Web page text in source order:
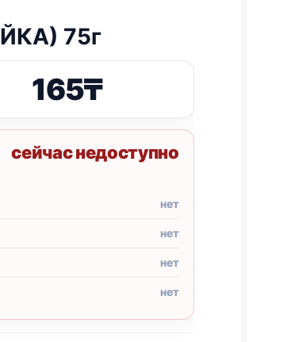
75г
165₸
сейчас недоступно
нет
нет
нет
нет